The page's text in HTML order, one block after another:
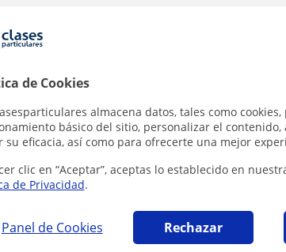
de Cookies
almacena datos, tales como
básico del sitio, personalizar el contenido,
su eficacia, así como para ofrecerte una mejor
clic en “Aceptar”, aceptas lo establecido en
de Privacidad.
Panel de Cookies Rechazar
Majadahonda que pueden